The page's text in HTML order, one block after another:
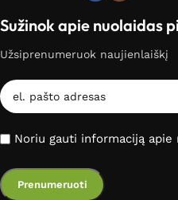
Sužinok apie nuolaidas
Užsiprenumeruok naujienlaiškį
Noriu gauti informaciją apie